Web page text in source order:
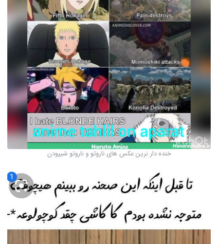
خنده دار نرین عکس های ناروتو و ناروتو شیپودن